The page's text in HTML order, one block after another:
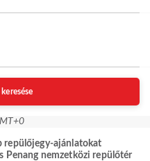
repülőjegy-ajánlatokat
Penang nemzetközi repülőtér